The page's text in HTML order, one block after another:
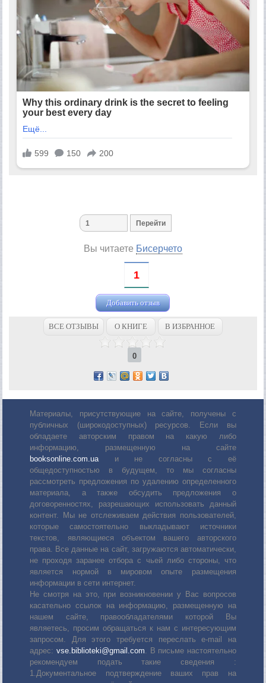
Вы читаете Бисерчето
1
Добавить отзыв
ВСЕ ОТЗЫВЫ О КНИГЕ В ИЗБРАННОЕ
0
Материалы, присутствующие на сайте, получены с
публичных (широкодоступных) ресурсов. Если вы
обладаете авторским правом на какую либо
информацию, размещенную на сайте
booksonline.com.uaи не согласны с её
общедоступностью в будущем, то мы согласны
рассмотреть предложения по удалению определенного
материала, а также обсудить предложения о
договоренностях, разрешающих использовать данный
контент. Мы не отслеживаем действия пользователей,
которые самостоятельно выкладывают источники
текстов, являющиеся объектом вашего авторского
права. Все данные на сайт, загружаются автоматически,
не проходя заранее отбора с чьей либо стороны, что
является нормой в мировом опыте размещения
информации в сети интернет.
Не смотря на это, при возникновении у Вас вопросов
касательно ссылок на информацию, размещенную на
нашем сайте, правообладателями которой Вы
являетесь, просим обращаться к нам с интересующим
запросом. Для этого требуется переслать е-mail на
адрес: vse.biblioteki@gmail.com. В письме настоятельно
рекомендуем подать такие сведения :
1.Документальное подтверждение ваших прав на